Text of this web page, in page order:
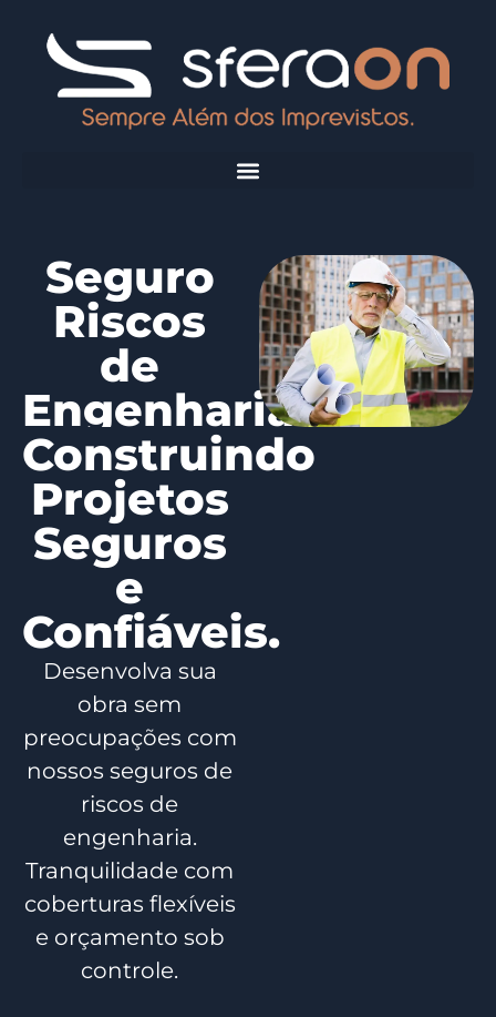
Seguro
Riscos
de
Engenharia
Construindo
Projetos
Seguros
e
Confiáveis.
Desenvolva sua
obra sem
preocupações com
nossos seguros de
riscos de
engenharia.
Tranquilidade com
coberturas flexíveis
e orçamento sob
controle.